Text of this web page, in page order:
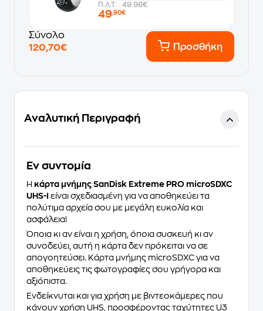
Π.Λ.Τ. : 49.98€
49,90€
Σύνολο
120,70€
Προσθήκη
Αναλυτική Περιγραφή
Eν συντομία
Η κάρτα μνήμης SanDisk Extreme PRO microSDXC
UHS-I είναι σχεδιασμένη για να αποθηκεύει τα
πολύτιμα αρχεία σου με μεγάλη ευκολία και
ασφάλεια!
Όποια κι αν είναι η χρήση, όποια συσκευή κι αν
συνοδεύει, αυτή η κάρτα δεν πρόκειται να σε
απογοητεύσει. Κάρτα μνήμης microSDXC για να
αποθηκεύεις τις φωτογραφίες σου γρήγορα και
αξιόπιστα.
Ενδείκνυται και για χρήση με βιντεοκάμερες που
κάνουν χρήση UHS, προσφέροντας ταχύτητες U3